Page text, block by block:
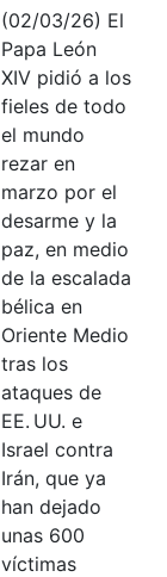
(02/03/26) El
Papa León
XIV pidió a los
fieles de todo
el mundo
rezar en
marzo por el
desarme y la
paz, en medio
de la escalada
bélica en
Oriente Medio
tras los
ataques de
EE. UU. e
Israel contra
Irán, que ya
han dejado
unas 600
víctimas